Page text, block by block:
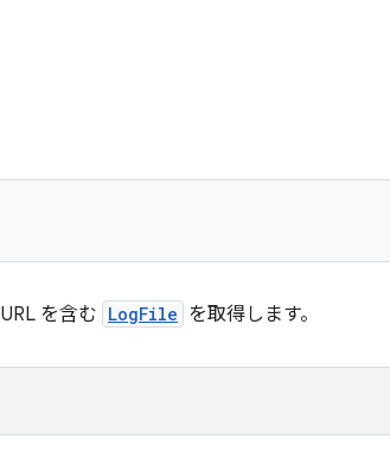
を含む LogFile を取得します。